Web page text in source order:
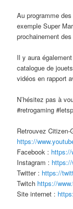
Au programme
exemple Super
prochainement
Il y aura
catalogue de
vidéos en rapport
N’hésitez pas à
#retrogaming
Retrouvez Citizen-
https://
Facebook :
Instagram :
Twitter : https://
Twitch https://
Site internet :